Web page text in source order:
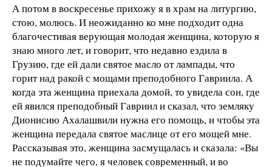
А потом в воскресенье прихожу я в храм на литургию,
стою, молюсь. И неожиданно ко мне подходит одна
благочестивая верующая молодая женщина, которую я
знаю много лет, и говорит, что недавно ездила в
Грузию, где ей дали святое масло от лампады, что
горит над ракой с мощами преподобного Гавриила. А
когда эта женщина приехала домой, то увидела сон, где
ей явился преподобный Гавриил и сказал, что земляку
Дионисию Ахалашвили нужна его помощь, и чтобы эта
женщина передала святое маслице от его мощей мне.
Рассказывая это, женщина засмущалась и сказала: «Вы
не подумайте чего, я человек современный, и во